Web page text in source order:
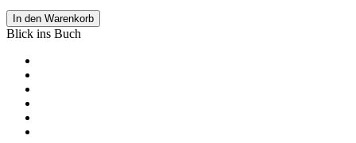
In den Warenkorb
Blick ins Buch